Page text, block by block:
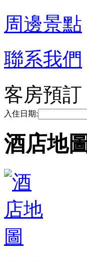
周邊景點
聯系我們
客房預訂
入住日期:
酒店地圖